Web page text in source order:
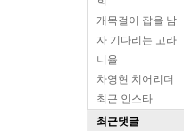
개목걸이 잡을 남
자 기다리는 고라
니율
차영현 치어리더
최근 인스타
최근댓글